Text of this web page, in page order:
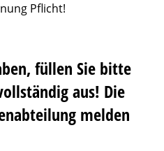
Pflicht!
füllen Sie bitte
aus! Die
melden